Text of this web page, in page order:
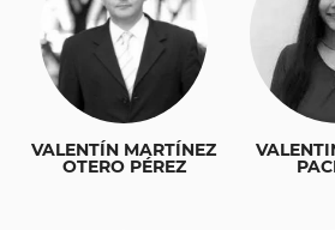
VALENTÍN MARTÍNEZ
OTERO PÉREZ